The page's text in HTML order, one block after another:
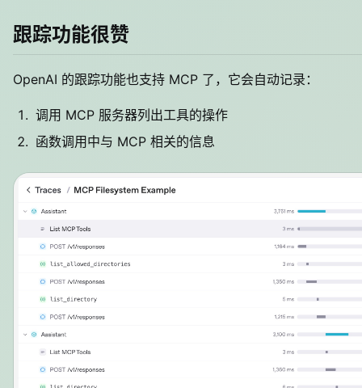
跟踪功能很赞
OpenAI 的跟踪功能也支持 MCP 了，它会自动记录：
调用 MCP 服务器列出工具的操作
函数调用中与 MCP 相关的信息